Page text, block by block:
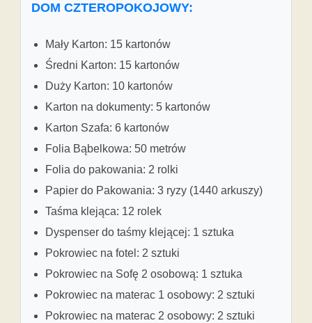
DOM CZTEROPOKOJOWY:
Mały Karton: 15 kartonów
Średni Karton: 15 kartonów
Duży Karton: 10 kartonów
Karton na dokumenty: 5 kartonów
Karton Szafa: 6 kartonów
Folia Bąbelkowa: 50 metrów
Folia do pakowania: 2 rolki
Papier do Pakowania: 3 ryzy (1440 arkuszy)
Taśma klejąca: 12 rolek
Dyspenser do taśmy klejącej: 1 sztuka
Pokrowiec na fotel: 2 sztuki
Pokrowiec na Sofę 2 osobową: 1 sztuka
Pokrowiec na materac 1 osobowy: 2 sztuki
Pokrowiec na materac 2 osobowy: 2 sztuki